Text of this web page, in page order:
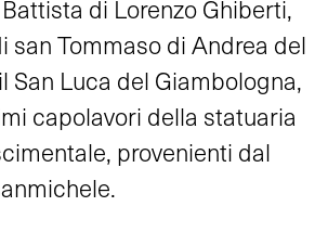
di Lorenzo Ghiberti,
san Tommaso di Andrea del
San Luca del Giambologna,
capolavori della statuaria
provenienti dal